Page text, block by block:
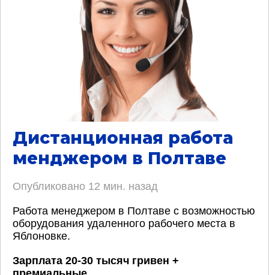
Дистанционная работа
менджером в Полтаве
Опубликовано 12 мин. назад
Работа менеджером в Полтаве с возможностью
оборудования удаленного рабочего места в
Яблоновке.
Зарплата 20-30 тысяч гривен +